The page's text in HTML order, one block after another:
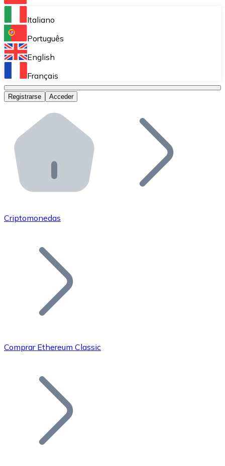
Bitnovo Ramp
Integra nuestra solución en tu plataforma.
Bitnovo Giftcards
Bitnovo OTC
Bitnovo ATM
Integra un ATM Bitnovo en tu negocio y permite que
Bitnovo API
Integra nuestra API en tu ecosistema.
Únete a nuestra red de distribuidores.
Añade tu proyecto a nuestro ecosistema.
Bitcoin
Italiano
Português
English
Français
Registrarse Acceder
Criptomonedas
Comprar Ethereum Classic